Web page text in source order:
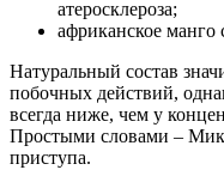
атеросклероза;
африканское манго
Натуральный состав
побочных действий,
всегда ниже, чем у
Простыми словами –
приступа.